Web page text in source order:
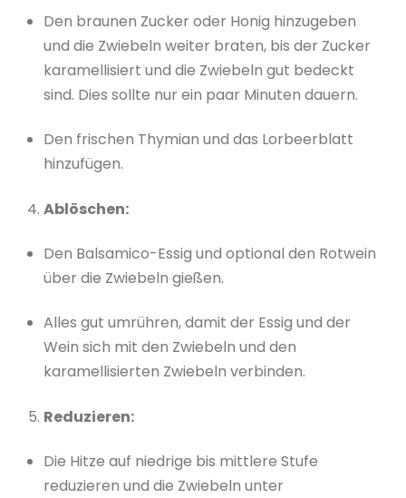
Den braunen Zucker oder Honig hinzugeben
und die Zwiebeln weiter braten, bis der Zucker
karamellisiert und die Zwiebeln gut bedeckt
sind. Dies sollte nur ein paar Minuten dauern.
Den frischen Thymian und das Lorbeerblatt
hinzufügen.
Ablöschen:
Den Balsamico-Essig und optional den Rotwein
über die Zwiebeln gießen.
Alles gut umrühren, damit der Essig und der
Wein sich mit den Zwiebeln und den
karamellisierten Zwiebeln verbinden.
Reduzieren:
Die Hitze auf niedrige bis mittlere Stufe
reduzieren und die Zwiebeln unter